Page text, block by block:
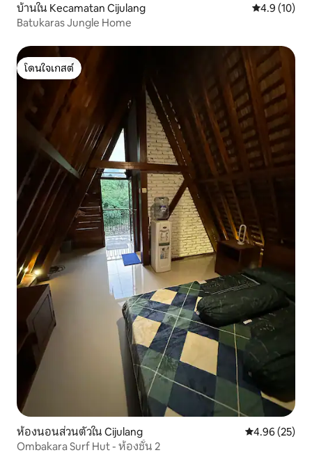
บ้านใน Kecamatan Cijulang คะแนนเฉลี่ย
4.9 (10)
Batukaras Jungle Home
โดนใจเกสต์
โดนใจเกสต์
ห้องนอนส่วนตัวใน Cijulang คะแนนเฉลี่ย
4.96 (25)
Ombakara Surf Hut - ห้องชั้น 2